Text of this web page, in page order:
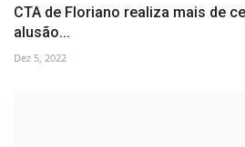
CTA de Floriano realiza mais de
alusão...
Dez 5, 2022